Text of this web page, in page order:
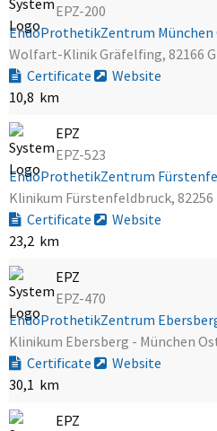
EPZ-200
EndoProthetikZentrum
Wolfart-Klinik Gräfelfing, 82166
Certificate
Website
10,8 km
EPZ
EPZ-523
EndoProthetikZentrum
Klinikum Fürstenfeldbruck,
Certificate
Website
23,2 km
EPZ
EPZ-470
EndoProthetikZentrum
Klinikum Ebersberg - München
Certificate
Website
30,1 km
EPZ